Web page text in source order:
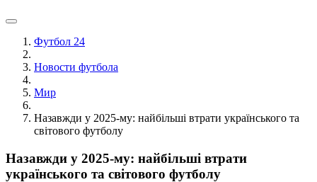
Футбол 24
Новости футбола
Мир
Назавжди у 2025-му: найбільші втрати українського та
світового футболу
Назавжди у 2025-му: найбільші втрати
українського та світового футболу